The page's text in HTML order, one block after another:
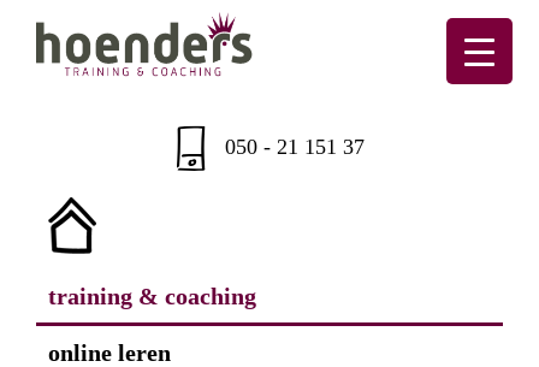
Skip
Skip
Skip
Skip
050 - 21 151 37
training & coaching
online leren